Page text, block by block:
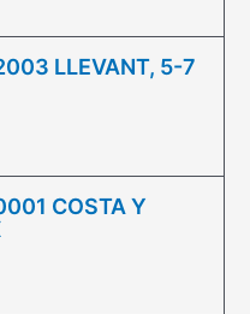
LLEVANT, 5-7
COSTA Y